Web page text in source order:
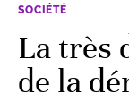
SOCIÉTÉ
La très
de la